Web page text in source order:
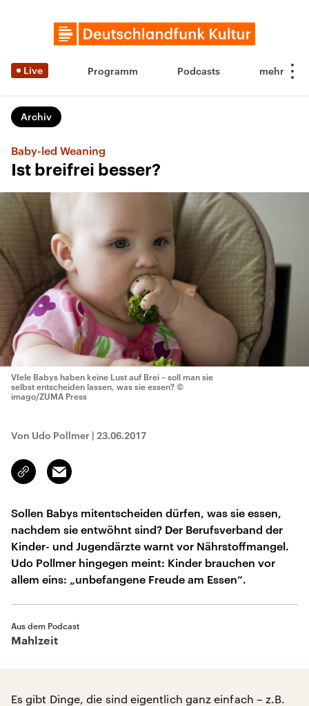
Live Programm Podcasts
Archiv
Baby-led Weaning
Ist breifrei besser?
VIele Babys haben keine Lust auf Brei – soll man sie
selbst entscheiden lassen, was sie essen? ©
imago/ZUMA Press
Von Udo Pollmer | 23.06.2017
Link
kopieren/teilen
Email
Sollen Babys mitentscheiden dürfen, was sie essen,
nachdem sie entwöhnt sind? Der Berufsverband der
Kinder- und Jugendärzte warnt vor Nährstoffmangel.
Udo Pollmer hingegen meint: Kinder brauchen vor
allem eins: „unbefangene Freude am Essen“.
Aus dem Podcast
Mahlzeit
Es gibt Dinge, die sind eigentlich ganz einfach – z.B.